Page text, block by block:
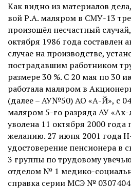
Как видно из материалов
вой Р.А. маляром в СМУ-13
произошёл несчастный
октября 1986 года составлен
случае на производстве,
пострадавшим работником
размере 30 %. С 20 мая по 30
работала маляром в
(далее – АУ№50) АО «А-Й», с
маляром 5-го разряда АУ
уволена 11 октября 2000 года
желанию. 27 июня 2001 года
удостоверение пенсионера в
3 группы по трудовому
отделом № 1 медико-
справка серии МСЭ №